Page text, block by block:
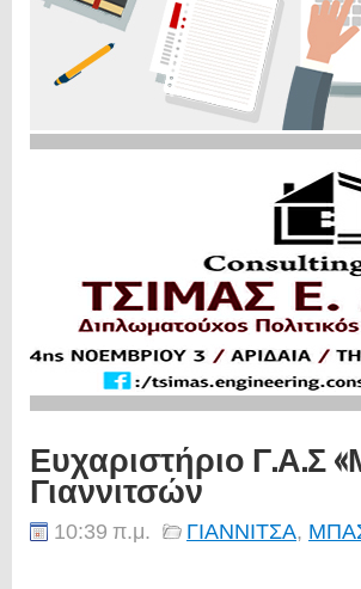
Ευχαριστήριο Γ.Α.Σ
Γιαννιτσών
10:39 π.μ. ΓΙΑΝΝΙΤΣΑ,